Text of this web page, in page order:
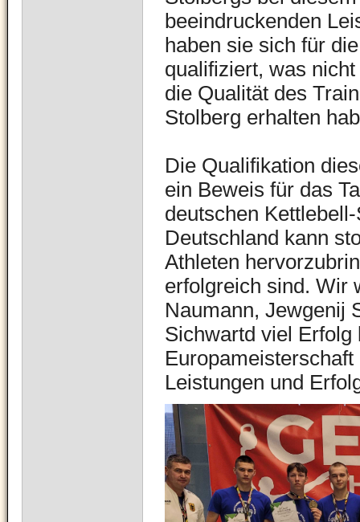
beeindruckenden
haben sie sich für
qualifiziert, was
die Qualität des
Stolberg erhalten
Die Qualifikation
ein Beweis für das
deutschen
Deutschland kann
Athleten
erfolgreich sind. Wir
Naumann, Jewgenij
Sichwartd viel Erfolg
Leistungen und